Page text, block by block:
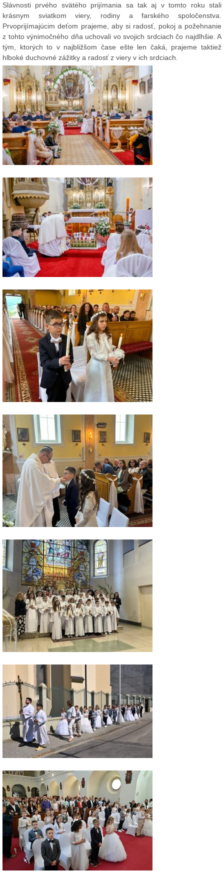
Slávnosti prvého svätého prijímania sa tak aj v tomto roku stali
krásnym sviatkom viery, rodiny a farského spoločenstva.
Prvoprijímajúcim deťom prajeme, aby si radosť, pokoj a požehnanie
z tohto výnimočného dňa uchovali vo svojich srdciach čo najdlhšie. A
tým, ktorých to v najbližšom čase ešte len čaká, prajeme taktiež
hlboké duchovné zážitky a radosť z viery v ich srdciach.